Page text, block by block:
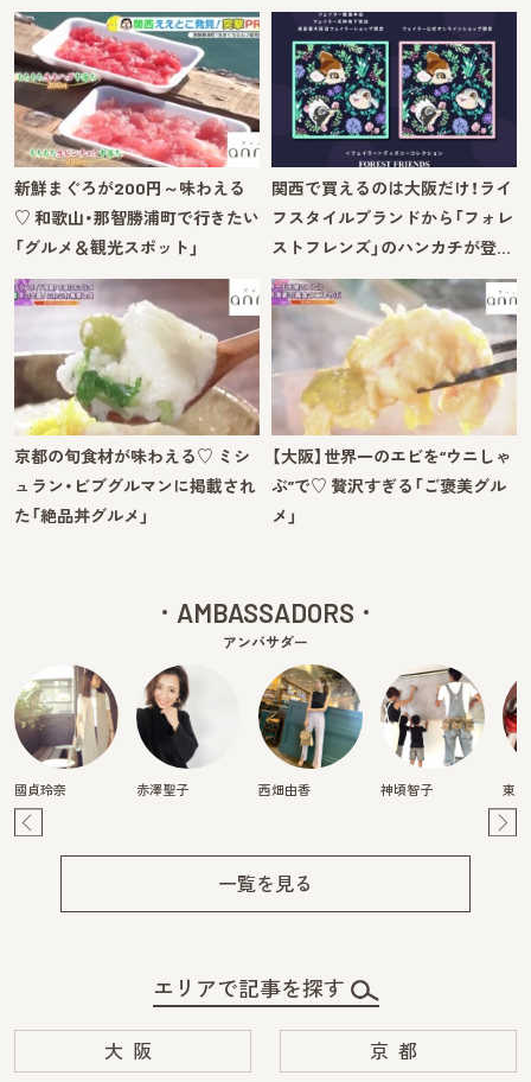
新鮮まぐろが200円～味わえる
♡ 和歌山・那智勝浦町で行きたい
「グルメ＆観光スポット」
関西で買えるのは大阪だけ！ライ
フスタイルブランドから「フォレ
ストフレンズ」のハンカチが登…
京都の旬食材が味わえる♡ ミシ
ュラン・ビブグルマンに掲載され
た「絶品丼グルメ」
【大阪】世界一のエビを“ウニしゃ
ぶ”で♡ 贅沢すぎる「ご褒美グル
メ」
AMBASSADORS
アンバサダー
國貞玲奈 赤澤聖子 西畑由香 神頃智子 東真
一覧を見る
エリアで記事を探す
大阪 京都